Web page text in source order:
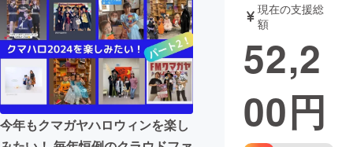
テクノロジー・ガジェット
映像・映画 書籍・雑誌
ビジネス・起業 チャレンジ
今年もクマガヤハロウィンを楽し
現在の支援総
額
52,2
00円